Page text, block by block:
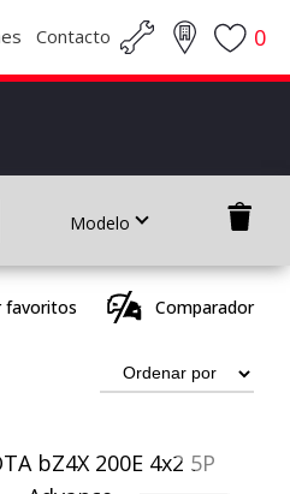
Contacto 0
Modelo
favoritos Comparador